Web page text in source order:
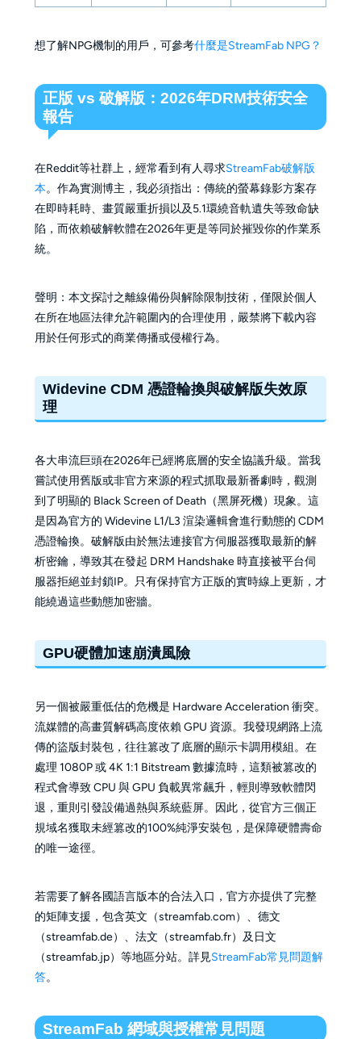
想了解NPG機制的用戶，可參考什麼是StreamFab NPG？
正版 vs 破解版：2026年DRM技術安全
報告
在Reddit等社群上，經常看到有人尋求StreamFab破解版
本。作為實測博主，我必須指出：傳統的螢幕錄影方案存
在即時耗時、畫質嚴重折損以及5.1環繞音軌遺失等致命缺
陷，而依賴破解軟體在2026年更是等同於摧毀你的作業系
統。
聲明：本文探討之離線備份與解除限制技術，僅限於個人
在所在地區法律允許範圍內的合理使用，嚴禁將下載內容
用於任何形式的商業傳播或侵權行為。
Widevine CDM 憑證輪換與破解版失效原
理
各大串流巨頭在2026年已經將底層的安全協議升級。當我
嘗試使用舊版或非官方來源的程式抓取最新番劇時，觀測
到了明顯的 Black Screen of Death（黑屏死機）現象。這
是因為官方的 Widevine L1/L3 渲染邏輯會進行動態的 CDM
憑證輪換。破解版由於無法連接官方伺服器獲取最新的解
析密鑰，導致其在發起 DRM Handshake 時直接被平台伺
服器拒絕並封鎖IP。只有保持官方正版的實時線上更新，才
能繞過這些動態加密牆。
GPU硬體加速崩潰風險
另一個被嚴重低估的危機是 Hardware Acceleration 衝突。
流媒體的高畫質解碼高度依賴 GPU 資源。我發現網路上流
傳的盜版封裝包，往往篡改了底層的顯示卡調用模組。在
處理 1080P 或 4K 1:1 Bitstream 數據流時，這類被篡改的
程式會導致 CPU 與 GPU 負載異常飆升，輕則導致軟體閃
退，重則引發設備過熱與系統藍屏。因此，從官方三個正
規域名獲取未經篡改的100%純淨安裝包，是保障硬體壽命
的唯一途徑。
若需要了解各國語言版本的合法入口，官方亦提供了完整
的矩陣支援，包含英文（streamfab.com）、德文
（streamfab.de）、法文（streamfab.fr）及日文
（streamfab.jp）等地區分站。詳見StreamFab常見問題解
答。
StreamFab 網域與授權常見問題